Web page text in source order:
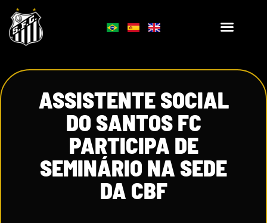
ASSISTENTE SOCIAL
DO SANTOS FC
PARTICIPA DE
SEMINÁRIO NA SEDE
DA CBF